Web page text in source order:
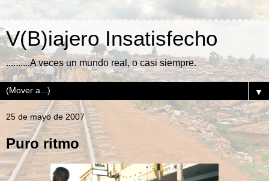
V(B)iajero Insatisfecho
..........A veces un mundo real, o casi siempre.
▼
25 de mayo de 2007
Puro ritmo